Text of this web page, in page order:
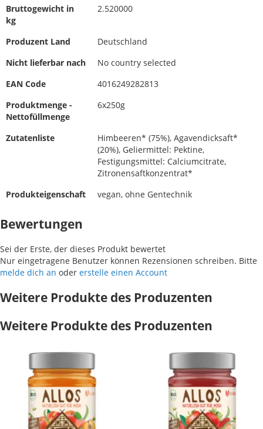
Bruttogewicht in
kg
2.520000
Produzent Land
Deutschland
Nicht lieferbar nach
No country selected
EAN Code
4016249282813
Produktmenge -
Nettofüllmenge
6x250g
Zutatenliste
Himbeeren* (75%), Agavendicksaft*
(20%), Geliermittel: Pektine,
Festigungsmittel: Calciumcitrate,
Zitronensaftkonzentrat*
Produkteigenschaft
vegan, ohne Gentechnik
Bewertungen
Sei der Erste, der dieses Produkt bewertet
Nur eingetragene Benutzer können Rezensionen schreiben. Bitte
melde dich an oder erstelle einen Account
Weitere Produkte des Produzenten
Weitere Produkte des Produzenten